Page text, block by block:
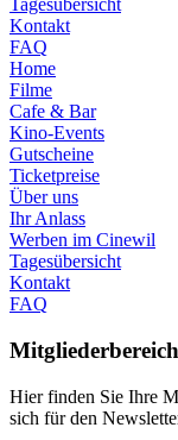
Tagesübersicht
Kontakt
FAQ
Home
Filme
Cafe & Bar
Kino-Events
Gutscheine
Ticketpreise
Über uns
Ihr Anlass
Werben im Cinewil
Tagesübersicht
Kontakt
FAQ
Hier finden Sie Ihre
sich für den